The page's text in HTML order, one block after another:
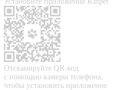
Отсканируйте QR-код
с помощью камеры телефона,
чтобы установить приложение